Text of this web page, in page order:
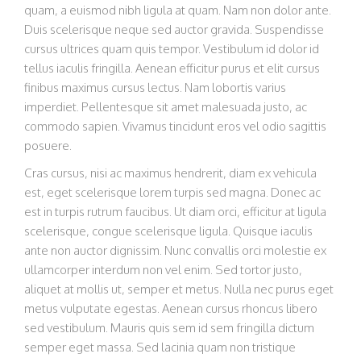
quam, a euismod nibh ligula at quam. Nam non dolor ante.
Duis scelerisque neque sed auctor gravida. Suspendisse
cursus ultrices quam quis tempor. Vestibulum id dolor id
tellus iaculis fringilla. Aenean efficitur purus et elit cursus
finibus maximus cursus lectus. Nam lobortis varius
imperdiet. Pellentesque sit amet malesuada justo, ac
commodo sapien. Vivamus tincidunt eros vel odio sagittis
posuere.
Cras cursus, nisi ac maximus hendrerit, diam ex vehicula
est, eget scelerisque lorem turpis sed magna. Donec ac
est in turpis rutrum faucibus. Ut diam orci, efficitur at ligula
scelerisque, congue scelerisque ligula. Quisque iaculis
ante non auctor dignissim. Nunc convallis orci molestie ex
ullamcorper interdum non vel enim. Sed tortor justo,
aliquet at mollis ut, semper et metus. Nulla nec purus eget
metus vulputate egestas. Aenean cursus rhoncus libero
sed vestibulum. Mauris quis sem id sem fringilla dictum
semper eget massa. Sed lacinia quam non tristique